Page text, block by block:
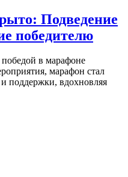
Подведение
победителю
в марафоне
марафон стал
поддержки, вдохновляя